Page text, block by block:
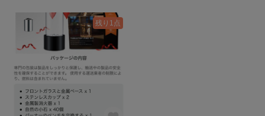
残り1点